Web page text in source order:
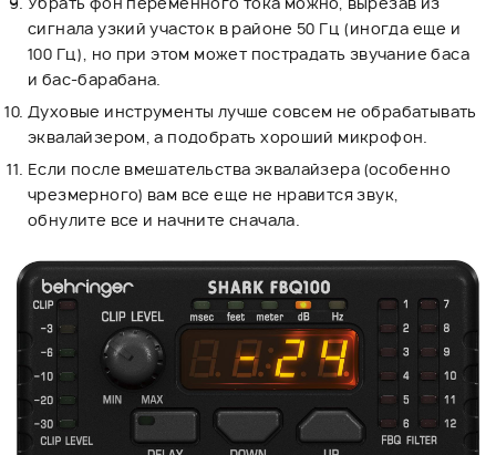
сигнала узкий участок в районе 50 Гц (иногда еще и
100 Гц), но при этом может пострадать звучание баса
и бас-барабана.
Духовые инструменты лучше совсем не обрабатывать
эквалайзером, а подобрать хороший микрофон.
Если после вмешательства эквалайзера (особенно
чрезмерного) вам все еще не нравится звук,
обнулите все и начните сначала.